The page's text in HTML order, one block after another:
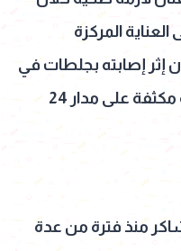
المركزة
إثر إصابته بجلطات في
القلب، حيث خضع لمراقبة طبية مكثفة على مدار 24
منذ فترة من عدة